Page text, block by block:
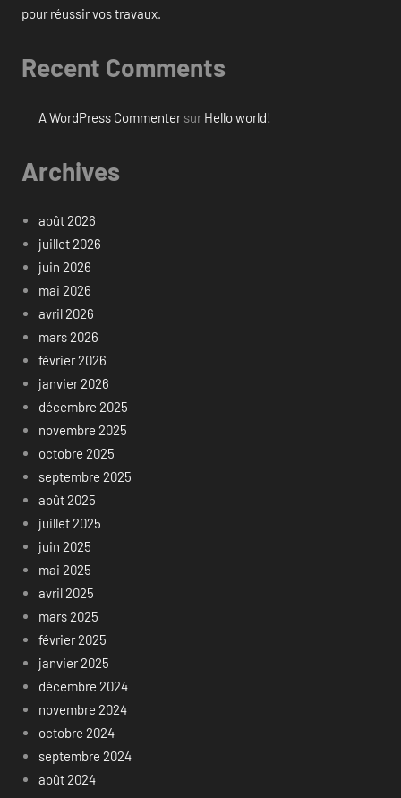
pour réussir vos travaux.
Recent Comments
A WordPress Commentersur Hello world!
Archives
août 2026
juillet 2026
juin 2026
mai 2026
avril 2026
mars 2026
février 2026
janvier 2026
décembre 2025
novembre 2025
octobre 2025
septembre 2025
août 2025
juillet 2025
juin 2025
mai 2025
avril 2025
mars 2025
février 2025
janvier 2025
décembre 2024
novembre 2024
octobre 2024
septembre 2024
août 2024